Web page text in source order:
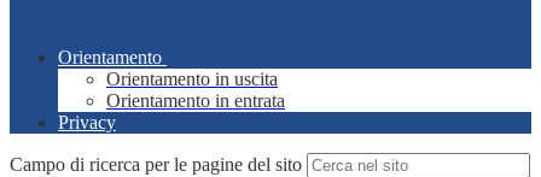
Orientamento
Orientamento in uscita
Orientamento in entrata
Privacy
Campo di ricerca per le pagine del sito